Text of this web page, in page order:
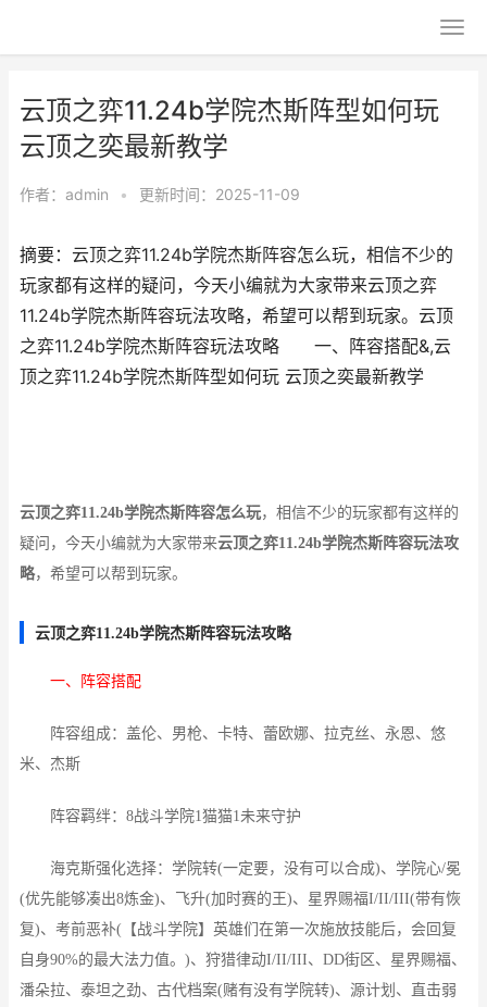
云顶之弈11.24b学院杰斯阵型如何玩
云顶之奕最新教学
作者： admin • 更新时间：2025-11-09
摘要：云顶之弈11.24b学院杰斯阵容怎么玩，相信不少的
玩家都有这样的疑问，今天小编就为大家带来云顶之弈
11.24b学院杰斯阵容玩法攻略，希望可以帮到玩家。云顶
之弈11.24b学院杰斯阵容玩法攻略 一、阵容搭配&,云
顶之弈11.24b学院杰斯阵型如何玩 云顶之奕最新教学
云顶之弈11.24b学院杰斯阵容怎么玩，相信不少的玩家都有这样的
疑问，今天小编就为大家带来云顶之弈11.24b学院杰斯阵容玩法攻
略，希望可以帮到玩家。
云顶之弈11.24b学院杰斯阵容玩法攻略
一、阵容搭配
阵容组成：盖伦、男枪、卡特、蕾欧娜、拉克丝、永恩、悠
米、杰斯
阵容羁绊：8战斗学院1猫猫1未来守护
海克斯强化选择：学院转(一定要，没有可以合成)、学院心/冕
(优先能够凑出8炼金)、飞升(加时赛的王)、星界赐福I/II/III(带有恢
复)、考前恶补(【战斗学院】英雄们在第一次施放技能后，会回复
自身90%的最大法力值。)、狩猎律动I/II/III、DD街区、星界赐福、
潘朵拉、泰坦之劲、古代档案(赌有没有学院转)、源计划、直击弱